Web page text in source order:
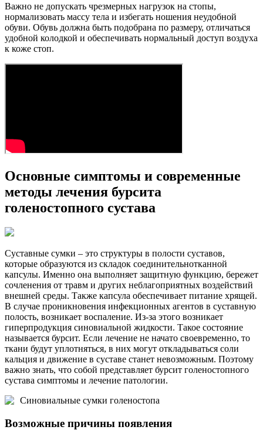
Важно не допускать чрезмерных нагрузок на стопы,
нормализовать массу тела и избегать ношения неудобной
обуви. Обувь должна быть подобрана по размеру, отличаться
удобной колодкой и обеспечивать нормальный доступ воздуха
к коже стоп.
Основные симптомы и современные
методы лечения бурсита
голеностопного сустава
Суставные сумки – это структуры в полости суставов,
которые образуются из складок соединительнотканной
капсулы. Именно она выполняет защитную функцию, бережет
сочленения от травм и других неблагоприятных воздействий
внешней среды. Также капсула обеспечивает питание хрящей.
В случае проникновения инфекционных агентов в суставную
полость, возникает воспаление. Из-за этого возникает
гиперпродукция синовиальной жидкости. Такое состояние
называется бурсит. Если лечение не начато своевременно, то
ткани будут уплотняться, в них могут откладываться соли
кальция и движение в суставе станет невозможным. Поэтому
важно знать, что собой представляет бурсит голеностопного
сустава симптомы и лечение патологии.
Синовиальные сумки голеностопа
Возможные причины появления